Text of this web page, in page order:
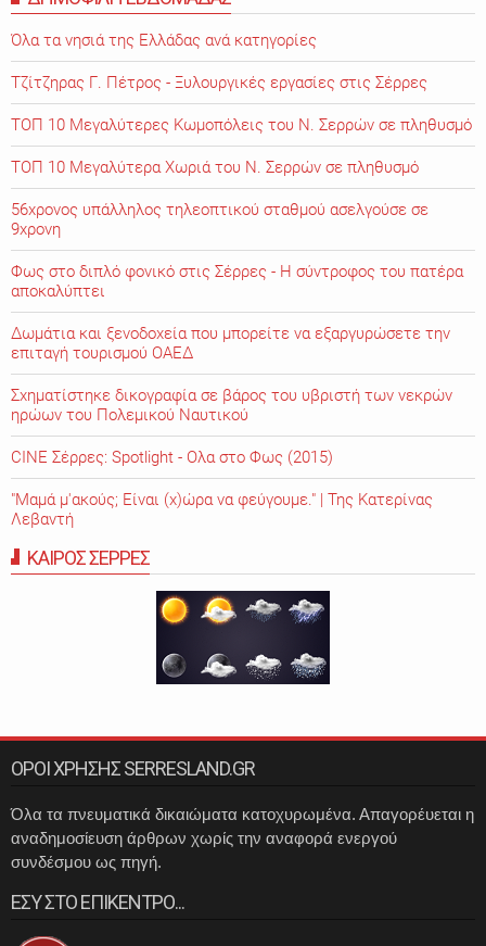
Όλα τα νησιά της Ελλάδας ανά κατηγορίες
Τζίτζηρας Γ. Πέτρος - Ξυλουργικές εργασίες στις Σέρρες
ΤΟΠ 10 Μεγαλύτερες Κωμοπόλεις του Ν. Σερρών σε πληθυσμό
ΤΟΠ 10 Μεγαλύτερα Χωριά του Ν. Σερρών σε πληθυσμό
56χρονος υπάλληλος τηλεοπτικού σταθμού ασελγούσε σε
9χρονη
Φως στο διπλό φονικό στις Σέρρες - Η σύντροφος του πατέρα
αποκαλύπτει
Δωμάτια και ξενοδοχεία που μπορείτε να εξαργυρώσετε την
επιταγή τουρισμού ΟΑΕΔ
Σχηματίστηκε δικογραφία σε βάρος του υβριστή των νεκρών
ηρώων του Πολεμικού Ναυτικού
CINE Σέρρες: Spotlight - Ολα στο Φως (2015)
"Μαμά μ'ακούς; Είναι (χ)ώρα να φεύγουμε." | Της Κατερίνας
Λεβαντή
ΚΑΙΡΟΣ ΣΕΡΡΕΣ
ΟΡΟΙ ΧΡΗΣΗΣ SERRESLAND.GR
Όλα τα πνευματικά δικαιώματα κατοχυρωμένα. Απαγορέυεται η
αναδημοσίευση άρθρων χωρίς την αναφορά ενεργού
συνδέσμου ως πηγή.
ΕΣΥ ΣΤΟ ΕΠΙΚΕΝΤΡΟ...